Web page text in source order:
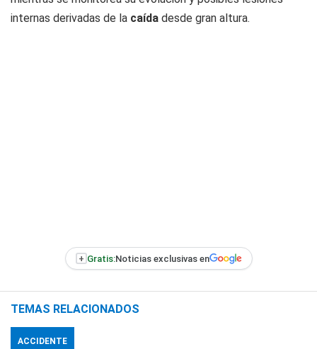
internas derivadas de la caída desde gran altura.
+ Gratis:Noticias exclusivas en
TEMAS RELACIONADOS
ACCIDENTE